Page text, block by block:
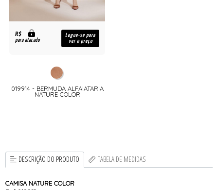
R$
para atacado
Logue-se para
ver o preço
019914 - BERMUDA ALFAIATARIA
NATURE COLOR
DESCRIÇÃO DO PRODUTO TABELA DE MEDIDAS
CAMISA NATURE COLOR